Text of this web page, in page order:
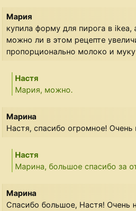
Мария
купила форму для пирога в
можно ли в этом рецепте
пропорционально молоко и
Настя
Мария, можно.
Марина
Настя, спасибо огромное! Очень
Настя
Марина, большое спасибо за
Марина
Спасибо большое, Настя! Очень